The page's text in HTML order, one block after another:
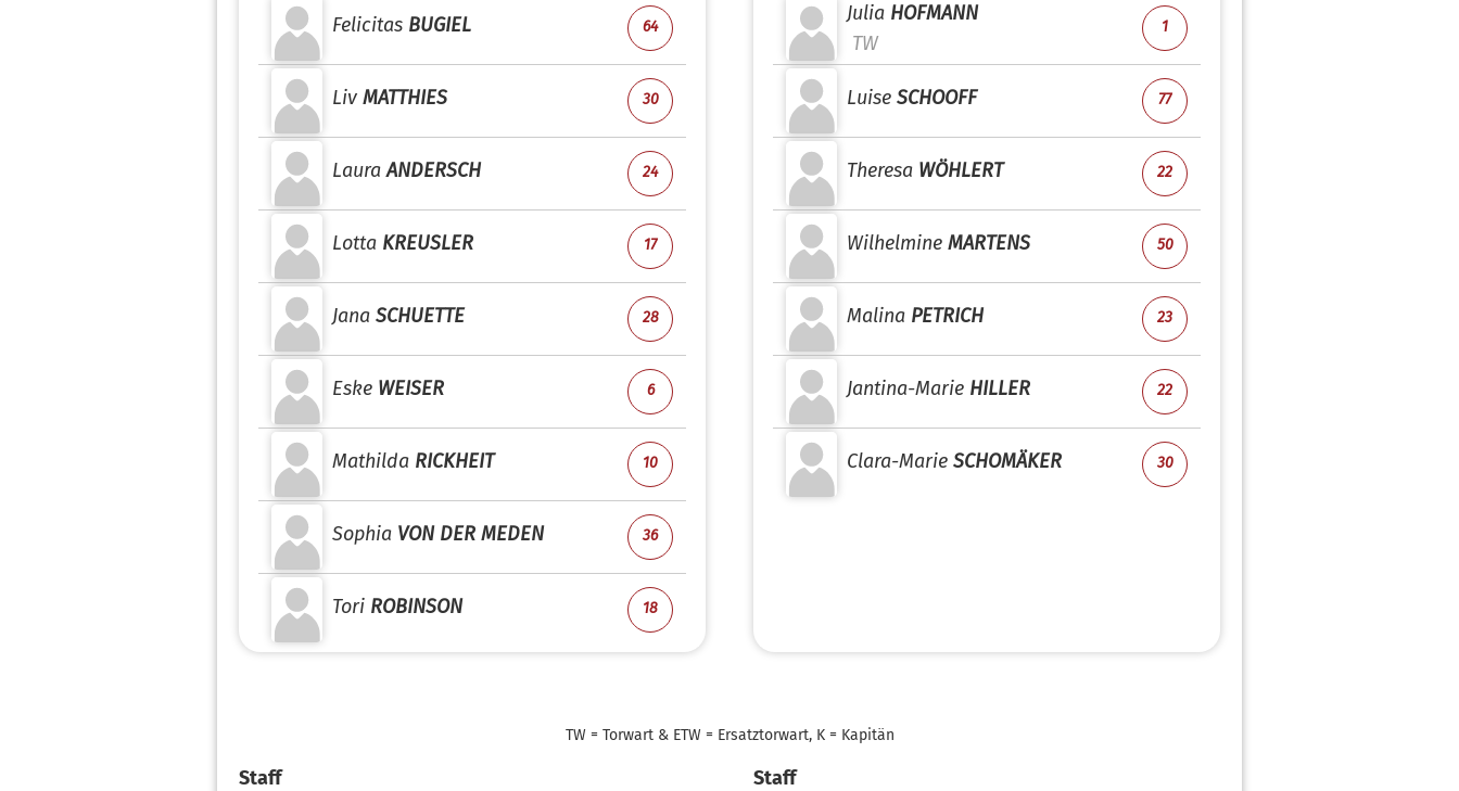
Felicitas BUGIEL 64
Liv MATTHIES 30
Laura ANDERSCH 24
Lotta KREUSLER 17
Jana SCHUETTE 28
Eske WEISER 6
Mathilda RICKHEIT 10
Sophia VON DER MEDEN 36
Tori ROBINSON 18
Julia HOFMANN
TW
1
Luise SCHOOFF 77
Theresa WÖHLERT 22
Wilhelmine MARTENS 50
Malina PETRICH 23
Jantina-Marie HILLER 22
Clara-Marie SCHOMÄKER 30
TW = Torwart & ETW = Ersatztorwart, K = Kapitän
Staff Staff